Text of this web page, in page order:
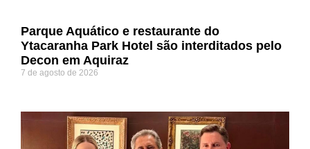
Parque Aquático e restaurante do
Ytacaranha Park Hotel são interditados pelo
Decon em Aquiraz
7 de agosto de 2026